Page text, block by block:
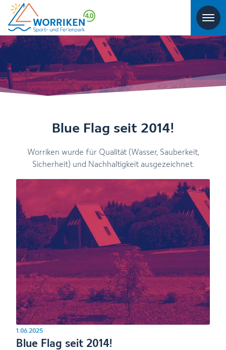
Blue Flag seit 2014!
Worriken wurde für Qualität (Wasser, Sauberkeit,
Sicherheit) und Nachhaltigkeit ausgezeichnet.
1.06.2025
Blue Flag seit 2014!